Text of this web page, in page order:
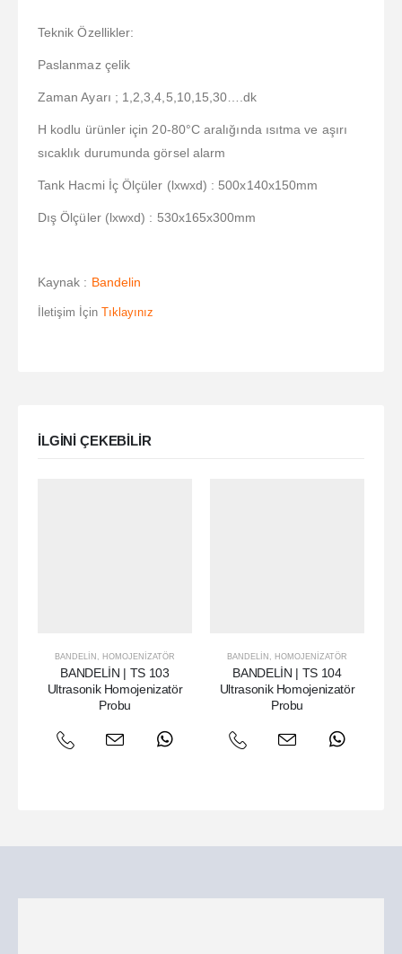
Teknik Özellikler:
Paslanmaz çelik
Zaman Ayarı ; 1,2,3,4,5,10,15,30….dk
H kodlu ürünler için 20-80°C aralığında ısıtma ve aşırı
sıcaklık durumunda görsel alarm
Tank Hacmi İç Ölçüler (lxwxd) : 500x140x150mm
Dış Ölçüler (lxwxd) : 530x165x300mm
Kaynak : Bandelin
İletişim İçin Tıklayınız
ILGINI ÇEKEBILIR
BANDELIN , HOMOJENIZATÖR
BANDELİN | TS 103
Ultrasonik Homojenizatör
Probu
BANDELIN , HOMOJENIZATÖR
BANDELİN | TS 104
Ultrasonik Homojenizatör
Probu